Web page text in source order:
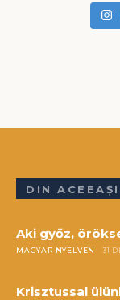
DIN
Aki győz,
MAGYAR NYELVEN 31
Krisztussal